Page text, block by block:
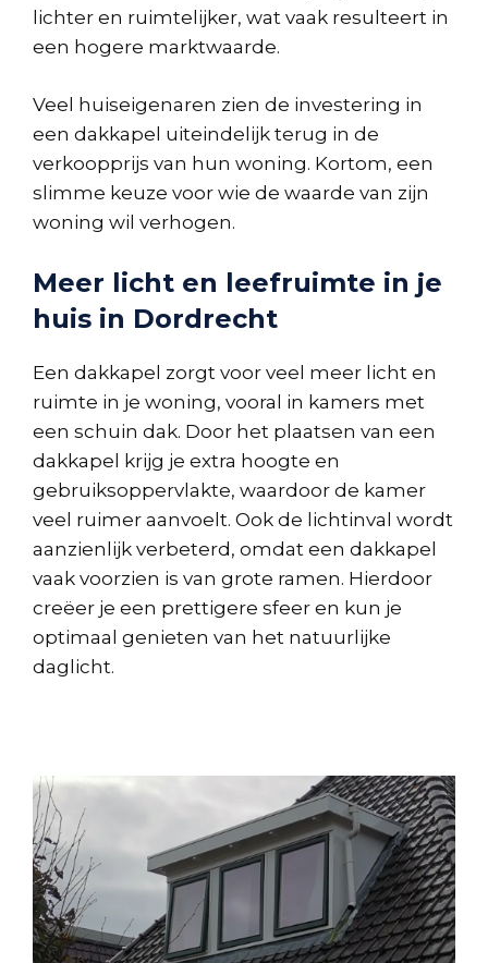
lichter en ruimtelijker, wat vaak resulteert in
een hogere marktwaarde.
Veel huiseigenaren zien de investering in
een dakkapel uiteindelijk terug in de
verkoopprijs van hun woning. Kortom, een
slimme keuze voor wie de waarde van zijn
woning wil verhogen.
Meer licht en leefruimte in je
huis in Dordrecht
Een dakkapel zorgt voor veel meer licht en
ruimte in je woning, vooral in kamers met
een schuin dak. Door het plaatsen van een
dakkapel krijg je extra hoogte en
gebruiksoppervlakte, waardoor de kamer
veel ruimer aanvoelt. Ook de lichtinval wordt
aanzienlijk verbeterd, omdat een dakkapel
vaak voorzien is van grote ramen. Hierdoor
creëer je een prettigere sfeer en kun je
optimaal genieten van het natuurlijke
daglicht.